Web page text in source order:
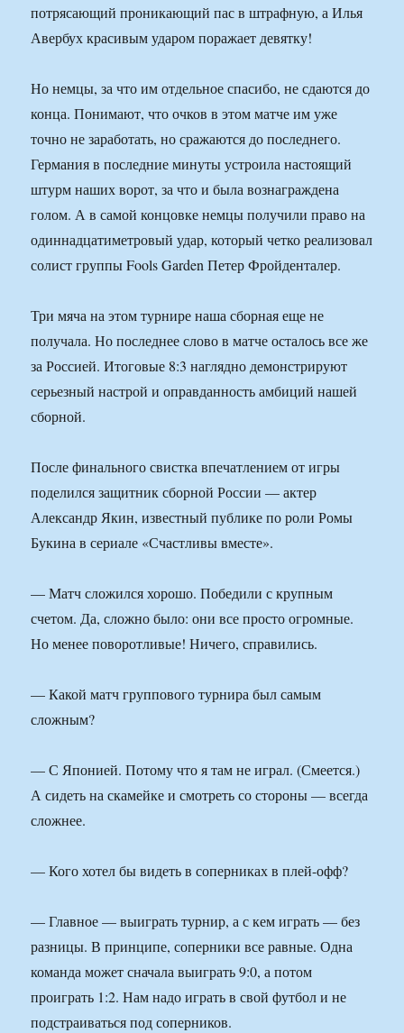
потрясающий проникающий пас в штрафную, а Илья
Авербух красивым ударом поражает девятку!
Но немцы, за что им отдельное спасибо, не сдаются до
конца. Понимают, что очков в этом матче им уже
точно не заработать, но сражаются до последнего.
Германия в последние минуты устроила настоящий
штурм наших ворот, за что и была вознаграждена
голом. А в самой концовке немцы получили право на
одиннадцатиметровый удар, который четко реализовал
солист группы Fools Garden Петер Фройденталер.
Три мяча на этом турнире наша сборная еще не
получала. Но последнее слово в матче осталось все же
за Россией. Итоговые 8:3 наглядно демонстрируют
серьезный настрой и оправданность амбиций нашей
сборной.
После финального свистка впечатлением от игры
поделился защитник сборной России — актер
Александр Якин, известный публике по роли Ромы
Букина в сериале «Счастливы вместе».
— Матч сложился хорошо. Победили с крупным
счетом. Да, сложно было: они все просто огромные.
Но менее поворотливые! Ничего, справились.
— Какой матч группового турнира был самым
сложным?
— С Японией. Потому что я там не играл. (Смеется.)
А сидеть на скамейке и смотреть со стороны — всегда
сложнее.
— Кого хотел бы видеть в соперниках в плей-офф?
— Главное — выиграть турнир, а с кем играть — без
разницы. В принципе, соперники все равные. Одна
команда может сначала выиграть 9:0, а потом
проиграть 1:2. Нам надо играть в свой футбол и не
подстраиваться под соперников.